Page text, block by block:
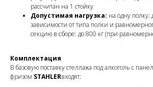
рассчитан на 1 стойку
Допустимая нагрузка: на одну полку:
зависимости от типа полки и
секцию в сборе: до 800 кг (при
Комплектация
В базовую поставку стеллажа под алкоголь с
фризом STAHLERвходят: